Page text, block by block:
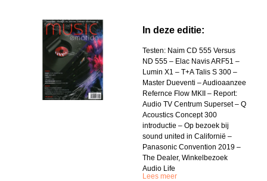
In deze editie:
Testen: Naim CD 555 Versus
ND 555 – Elac Navis ARF51 –
Lumin X1 – T+A Talis S 300 –
Master Dueventi – Audioaanzee
Refernce Flow MKII – Report:
Audio TV Centrum Superset – Q
Acoustics Concept 300
introductie – Op bezoek bij
sound united in Californië –
Panasonic Convention 2019 –
The Dealer, Winkelbezoek
Audio Life
Lees meer